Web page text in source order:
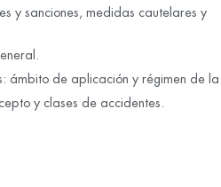
y sanciones, medidas cautelares y
ámbito de aplicación y régimen de la
y clases de accidentes.